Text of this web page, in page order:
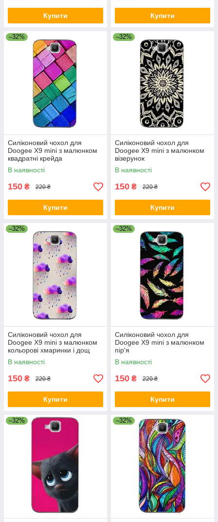
Купити Купити
–32%
Силіконовий чохол для
Doogee X9 mini з малюнком
квадратні крейда
В наявності
150 ₴ 220 ₴
Купити
–32%
Силіконовий чохол для
Doogee X9 mini з малюнком
візерунок
В наявності
150 ₴ 220 ₴
Купити
–32%
Силіконовий чохол для
Doogee X9 mini з малюнком
кольорові хмаринки і дощ
В наявності
150 ₴ 220 ₴
Купити
–32%
Силіконовий чохол для
Doogee X9 mini з малюнком
пір'я
В наявності
150 ₴ 220 ₴
Купити
–32% –32%